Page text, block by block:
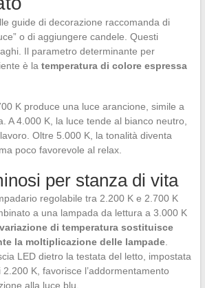
guide di decorazione raccomanda di
o di aggiungere candele. Questi
Il parametro determinante per
è la temperatura di colore espressa
K produce una luce arancione, simile a
A 4.000 K, la luce tende al bianco neutro,
Oltre 5.000 K, la tonalità diventa
poco favorevole al relax.
per stanza di vita
regolabile tra 2.200 K e 2.700 K
a una lampada da lettura a 3.000 K
di temperatura sostituisce
la moltiplicazione delle lampade.
LED dietro la testata del letto, impostata
K, favorisce l’addormentamento
alla luce blu.